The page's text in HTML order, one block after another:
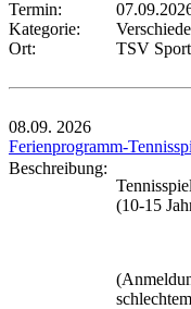
Termin:
Kategorie:
Ort:
TSV
08.09. 2026
Ferienprogramm-
Beschreibung:
(10-15